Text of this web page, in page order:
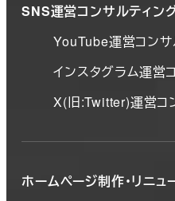
SNS運営コンサルティン
YouTube運営コンサ
インスタグラム運営
X(旧:Twitter)運営コ
ホームページ制作・リニュ